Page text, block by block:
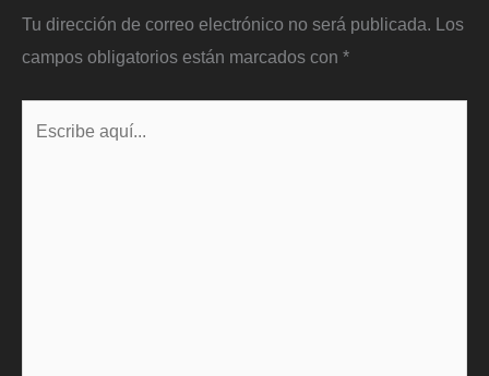
Tu dirección de correo electrónico no será publicada. Los
campos obligatorios están marcados con *